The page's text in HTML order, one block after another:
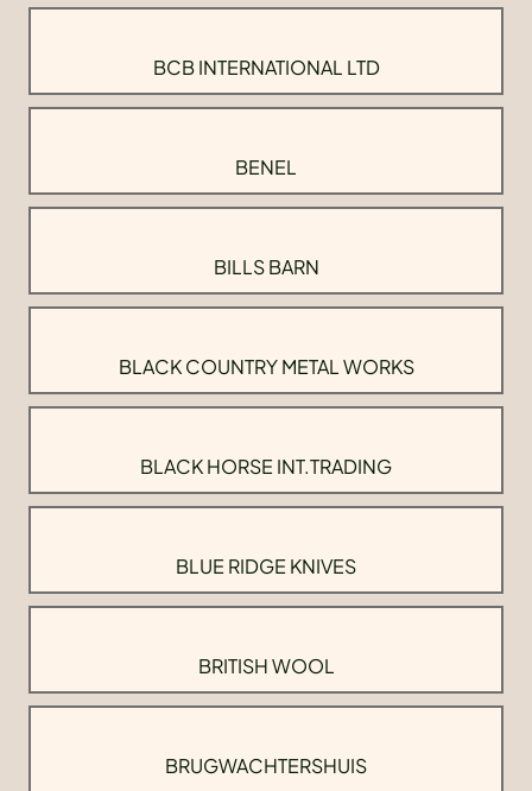
BCB INTERNATIONAL LTD
BENEL
BILLS BARN
BLACK COUNTRY METAL WORKS
BLACK HORSE INT.TRADING
BLUE RIDGE KNIVES
BRITISH WOOL
BRUGWACHTERSHUIS